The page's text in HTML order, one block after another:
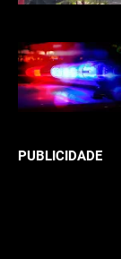
PUBLICIDADE